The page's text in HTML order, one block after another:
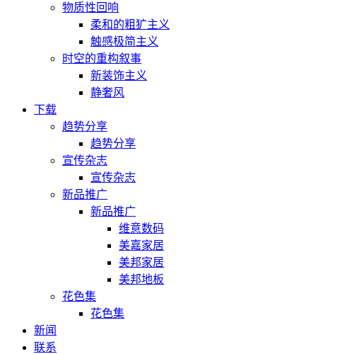
物质性回响
柔和的粗犷主义
触感极简主义
时空的重构叙事
新装饰主义
静奢风
下载
趋势分享
趋势分享
宣传杂志
宣传杂志
新品推广
新品推广
维意数码
美嘉家居
美邦家居
美邦地板
花色集
花色集
新闻
联系